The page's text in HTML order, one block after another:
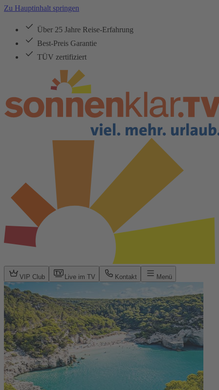
Zu Hauptinhalt springen
Über 25 Jahre Reise-Erfahrung
Best-Preis Garantie
TÜV zertifiziert
VIP Club Live im TV Kontakt Menü